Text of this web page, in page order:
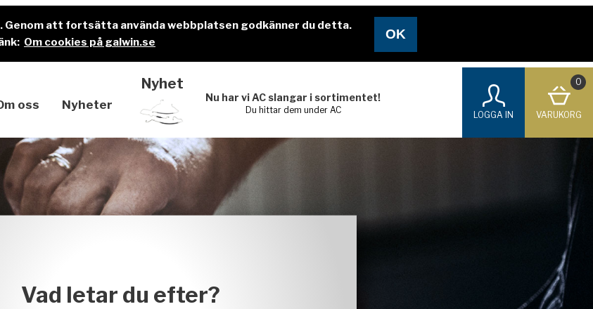
Genom att fortsätta använda webbplatsen godkänner du detta.
Om cookies på galwin.se
oss Nyheter
Nyhet
Nu har vi AC slangar i sortimentet!
Du hittar dem under AC
LOGGA IN
0
VARUKORG
Vad letar du efter?